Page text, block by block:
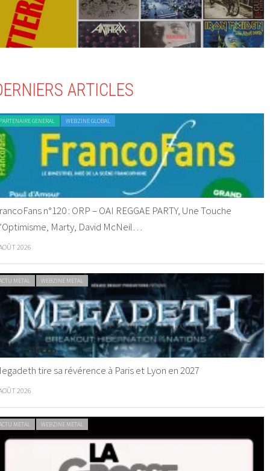
ARTICLES
GENERAL WEBZINE GLOBAL
n°120 : ORP – OAI REGGAE PARTY, Une Touche
Marty, David McNeil…
2026
METAL WEBZINE METAL
tire sa révérence à Paris et Lyon en 2027
2026
METAL WEBZINE METAL